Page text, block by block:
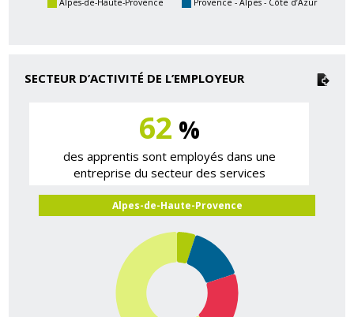
SECTEUR D’ACTIVITÉ DE L’EMPLOYEUR
62 %
des apprentis sont employés dans une
entreprise du secteur des services
Alpes-de-Haute-Provence